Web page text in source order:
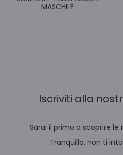
MASCHILE
Iscriviti alla
Sarai il primo a scoprire
Tranquillo, non ti